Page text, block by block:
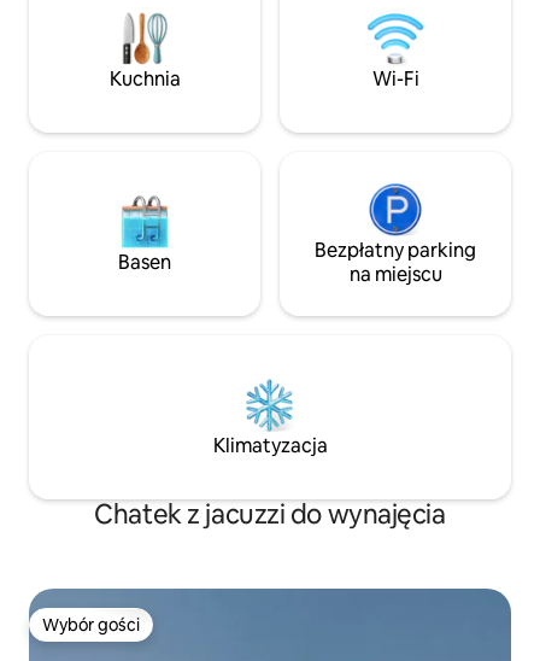
W GÓRSKIEJ WIOSCE ♥️OGRÓD +
TARAS Z PANORAMICZNYM WIDOKIEM
♥️2 PIĘKNE POKOJE DWUOSOBOWE ♥️2
LUKSUSOWE ŁAZIENKI Z PRYSZNICEM
ELEKTRYCZNYCH ♥️WIFI, 2 SMART TV
KWADRATOWYCH!
przyjmuje,
znalezienia czasu
i dla tych, których
Kuchnia Wi-Fi
Basen
Bezpłatny parking
na miejscu
Klimatyzacja
Chatek z jacuzzi do wynajęcia
Wybór gości
Wybór gości